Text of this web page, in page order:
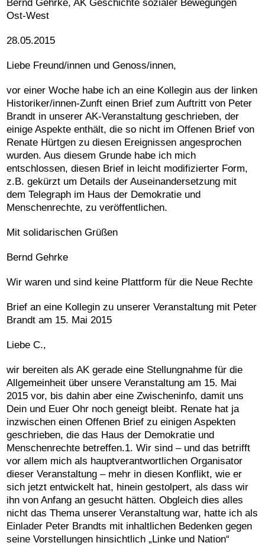
Bernd Gehrke, AK Geschichte sozialer Bewegungen
Ost-West
28.05.2015
Liebe Freund/innen und Genoss/innen,
vor einer Woche habe ich an eine Kollegin aus der linken
Historiker/innen-Zunft einen Brief zum Auftritt von Peter
Brandt in unserer AK-Veranstaltung geschrieben, der
einige Aspekte enthält, die so nicht im Offenen Brief von
Renate Hürtgen zu diesen Ereignissen angesprochen
wurden. Aus diesem Grunde habe ich mich
entschlossen, diesen Brief in leicht modifizierter Form,
z.B. gekürzt um Details der Auseinandersetzung mit
dem Telegraph im Haus der Demokratie und
Menschenrechte, zu veröffentlichen.
Mit solidarischen Grüßen
Bernd Gehrke
Wir waren und sind keine Plattform für die Neue Rechte
Brief an eine Kollegin zu unserer Veranstaltung mit Peter
Brandt am 15. Mai 2015
Liebe C.,
wir bereiten als AK gerade eine Stellungnahme für die
Allgemeinheit über unsere Veranstaltung am 15. Mai
2015 vor, bis dahin aber eine Zwischeninfo, damit uns
Dein und Euer Ohr noch geneigt bleibt. Renate hat ja
inzwischen einen Offenen Brief zu einigen Aspekten
geschrieben, die das Haus der Demokratie und
Menschenrechte betreffen.1. Wir sind – und das betrifft
vor allem mich als hauptverantwortlichen Organisator
dieser Veranstaltung – mehr in diesen Konflikt, wie er
sich jetzt entwickelt hat, hinein gestolpert, als dass wir
ihn von Anfang an gesucht hätten. Obgleich dies alles
nicht das Thema unserer Veranstaltung war, hatte ich als
Einlader Peter Brandts mit inhaltlichen Bedenken gegen
seine Vorstellungen hinsichtlich „Linke und Nation“